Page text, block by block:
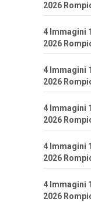
2026
4 Immagini
2026
4 Immagini
2026
4 Immagini
2026
4 Immagini
2026
4 Immagini
2026